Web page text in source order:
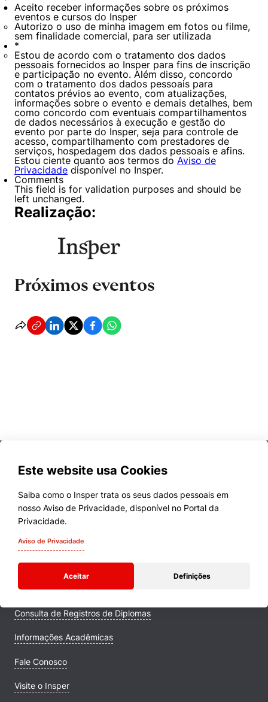
Aceito receber informações sobre os próximos
eventos e cursos do Insper
Autorizo o uso de minha imagem em fotos ou filme,
sem finalidade comercial, para ser utilizada
*
Estou de acordo com o tratamento dos dados
pessoais fornecidos ao Insper para fins de inscrição
e participação no evento. Além disso, concordo
com o tratamento dos dados pessoais para
contatos prévios ao evento, com atualizações,
informações sobre o evento e demais detalhes, bem
como concordo com eventuais compartilhamentos
de dados necessários à execução e gestão do
evento por parte do Insper, seja para controle de
acesso, compartilhamento com prestadores de
serviços, hospedagem dos dados pessoais e afins.
Estou ciente quanto aos termos do Aviso de
Privacidade disponível no Insper.
Comments
This field is for validation purposes and should be
left unchanged.
Realização:
Próximos eventos
Este website usa Cookies
Saiba como o Insper trata os seus dados pessoais em
nosso Aviso de Privacidade, disponível no Portal da
Privacidade.
Aviso de Privacidade
Aceitar Definições
Cursos
Quem Somos
Comunidade Transforme
Campus
Consulta de Registros de Diplomas
Informações Acadêmicas
Fale Conosco
Visite o Insper